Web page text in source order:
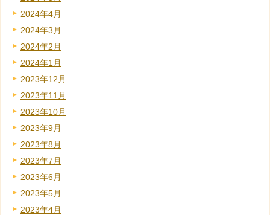
2024年4月
2024年3月
2024年2月
2024年1月
2023年12月
2023年11月
2023年10月
2023年9月
2023年8月
2023年7月
2023年6月
2023年5月
2023年4月